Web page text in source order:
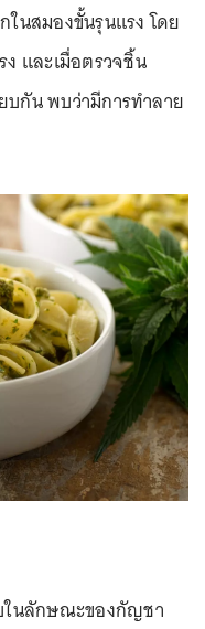
ในสมองขั้นรุนแรง โดย
ง และเมื่อตรวจชิ้น
บกัน พบว่ามีการทำลาย
นลักษณะของกัญชา